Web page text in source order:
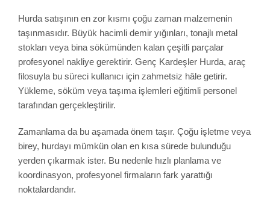
Hurda satışının en zor kısmı çoğu zaman malzemenin
taşınmasıdır. Büyük hacimli demir yığınları, tonajlı metal
stokları veya bina sökümünden kalan çeşitli parçalar
profesyonel nakliye gerektirir. Genç Kardeşler Hurda, araç
filosuyla bu süreci kullanıcı için zahmetsiz hâle getirir.
Yükleme, söküm veya taşıma işlemleri eğitimli personel
tarafından gerçekleştirilir.
Zamanlama da bu aşamada önem taşır. Çoğu işletme veya
birey, hurdayı mümkün olan en kısa sürede bulunduğu
yerden çıkarmak ister. Bu nedenle hızlı planlama ve
koordinasyon, profesyonel firmaların fark yarattığı
noktalardandır.